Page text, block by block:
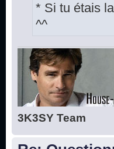
* Si tu étais
^^
3K3SY Team